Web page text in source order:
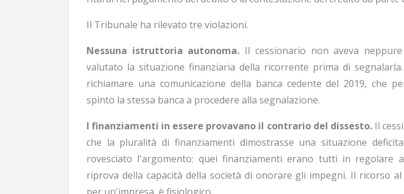
Il Tribunale ha rilevato tre violazioni.
Nessuna istruttoria autonoma. Il cessionario non aveva
valutato la situazione finanziaria della ricorrente prima di
richiamare una comunicazione della banca cedente del 2019, che
spinto la stessa banca a procedere alla segnalazione.
I finanziamenti in essere provavano il contrario del dissesto.Il
che la pluralità di finanziamenti dimostrasse una situazione
rovesciato l'argomento: quei finanziamenti erano tutti in regolare
riprova della capacità della società di onorare gli impegni. Il ricorso